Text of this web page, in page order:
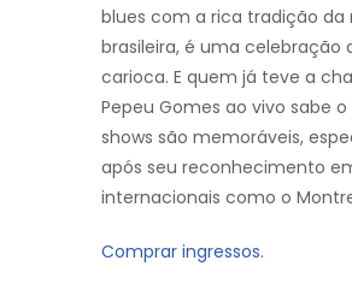
blues com a rica tradição da
brasileira, é uma celebração
carioca. E quem já teve a
Pepeu Gomes ao vivo sabe
shows são memoráveis,
após seu reconhecimento
internacionais como o
Comprar ingressos.